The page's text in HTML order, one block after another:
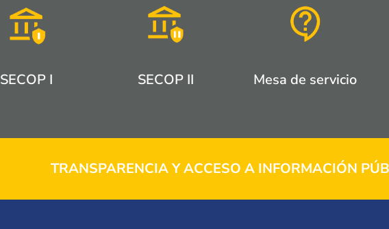
SECOP I SECOP II Mesa de servicio
TRANSPARENCIA Y ACCESO A INFORMACIÓN